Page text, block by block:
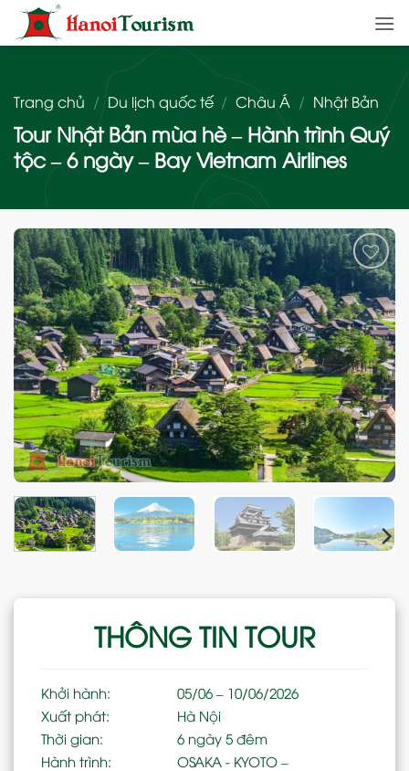
qua
nội
Trang chủ / Du lịch quốc tế / Châu Á / Nhật Bản
Tour Nhật Bản mùa hè – Hành trình Quý
tộc – 6 ngày – Bay Vietnam Airlines
Add
to
wishlist
THÔNG TIN TOUR
Khởi hành:
05/06 – 10/06/2026
Xuất phát:
Hà Nội
Thời gian:
6 ngày 5 đêm
Hành trình:
OSAKA - KYOTO –